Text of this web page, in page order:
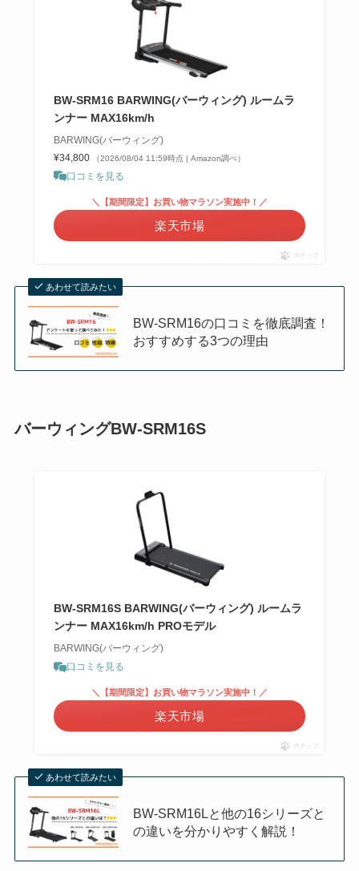
BW-SRM16 BARWING(バーウィング) ルームラ
ンナー MAX16km/h
BARWING(バーウィング)
¥34,800
（2026/08/04 11:59時点 | Amazon調べ）
口コミを見る
＼【期間限定】お買い物マラソン実施中！／
楽天市場
ポチップ
あわせて読みたい
BW-SRM16の口コミを徹底調査！
おすすめする3つの理由
バーウィングBW-SRM16S
BW-SRM16S BARWING(バーウィング) ルームラ
ンナー MAX16km/h PROモデル
BARWING(バーウィング)
口コミを見る
＼【期間限定】お買い物マラソン実施中！／
楽天市場
ポチップ
あわせて読みたい
BW-SRM16Lと他の16シリーズと
の違いを分かりやすく解説！